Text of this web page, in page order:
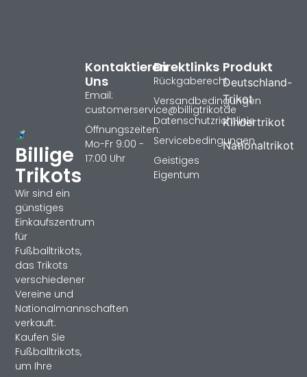
Billige
Trikots
Wir sind ein
günstiges
Einkaufszentrum
für
Fußballtrikots,
das Trikots
verschiedener
Vereine und
Nationalmannschaften
verkauft.
Kaufen Sie
Fußballtrikots,
um Ihre
Produkt
Deutschland-
Trikot
Kindertrikot
Nationaltrikot
Direktlinks
Rückgaberecht
Versandbedingungen
Datenschutzrichtlinie
Servicebedingungen
Geistiges
Eigentum
Kontaktieren
Uns
Email:
customerservice@billigtrikotde
Öffnungszeiten:
Mo-Fr 9:00 -
17:00 Uhr